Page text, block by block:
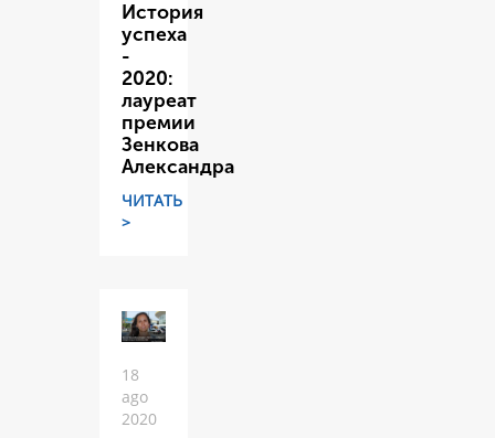
История
успеха
-
2020:
лауреат
премии
Зенкова
Александра
ЧИТАТЬ
>
18
ago
2020